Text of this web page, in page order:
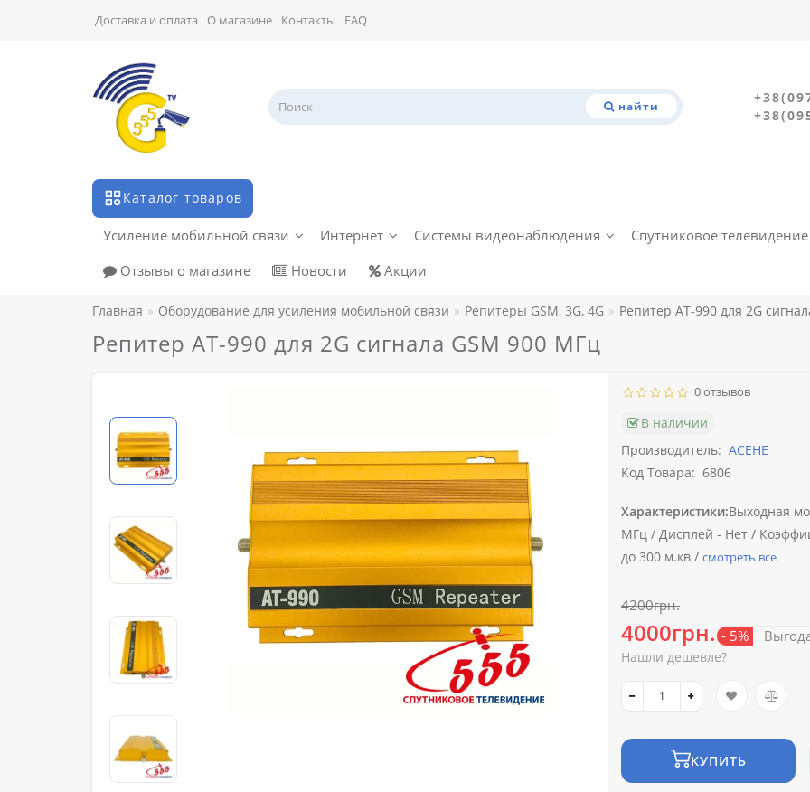
Доставка и оплата О магазине Контакты FAQ
найти
Каталог товаров
Усиление мобильной связи Интернет Системы видеонаблюдения
Спутниковое телевидение
Отзывы о магазине
Новости Акции
Главная Оборудование для усиления мобильной связи Репитеры GSM, 3G, 4G Репитер AT-990 для 2G
Репитер AT-990 для 2G сигнала GSM 900 МГц
0 отзывов
В наличии
Производитель: ACEHE
Код Товара: 6806
Характеристики:Выходная
МГц / Дисплей - Нет /
до 300 м.кв / смотреть все
4200грн.
4000грн. - 5%
Нашли дешевле?
КУПИТЬ